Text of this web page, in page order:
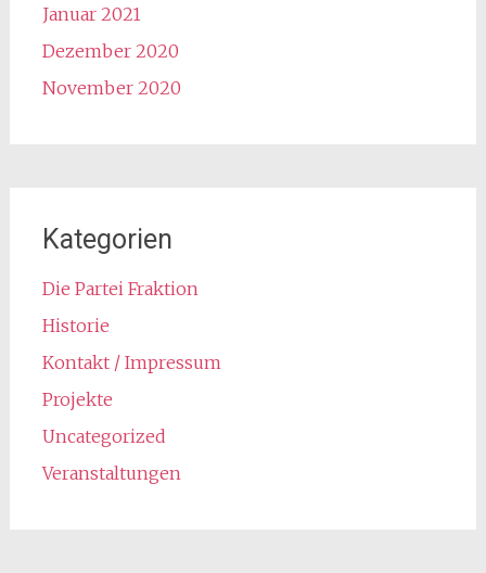
Januar 2021
Dezember 2020
November 2020
Kategorien
Die Partei Fraktion
Historie
Kontakt / Impressum
Projekte
Uncategorized
Veranstaltungen